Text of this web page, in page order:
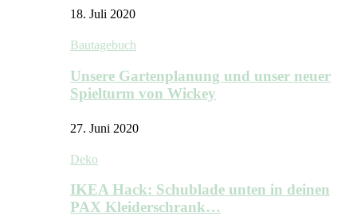
18. Juli 2020
Bautagebuch
Unsere Gartenplanung und unser neuer
Spielturm von Wickey
27. Juni 2020
Deko
IKEA Hack: Schublade unten in deinen
PAX Kleiderschrank…